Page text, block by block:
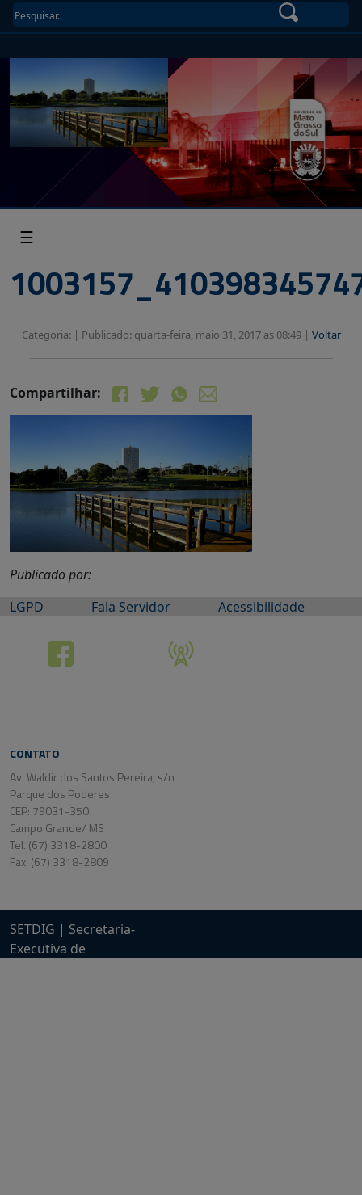
☰
Categoria: | Publicado: quarta-feira, maio 31, 2017 as 08:49 | Voltar
Compartilhar:
Publicado por:
LGPD
Fala Servidor Acessibilidade
CONTATO
Av. Waldir dos Santos Pereira, s/n
Parque dos Poderes
CEP: 79031-350
Campo Grande/ MS
Tel. (67) 3318-2800
Fax: (67) 3318-2809
SETDIG | Secretaria-
Executiva de